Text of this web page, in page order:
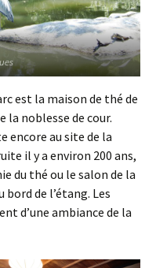
est la maison de thé de
la noblesse de cour.
encore au site de la
il y a environ 200 ans,
du thé ou le salon de la
bord de l’étang. Les
d’une ambiance de la